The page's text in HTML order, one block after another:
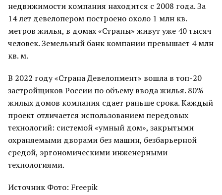
недвижимости компания находится с 2008 года. За
14 лет девелопером построено около 1 млн кв.
метров жилья, в домах «Страны» живут уже 40 тысяч
человек. Земельный банк компании превышает 4 млн
кв. м.
В 2022 году «Страна Девелопмент» вошла в топ-20
застройщиков России по объему ввода жилья. 80%
жилых домов компания сдает раньше срока. Каждый
проект отличается использованием передовых
технологий: системой «умный дом», закрытыми
охраняемыми дворами без машин, безбарьерной
средой, эргономическими инженерными
технологиями.
Источник Фото: Freepik